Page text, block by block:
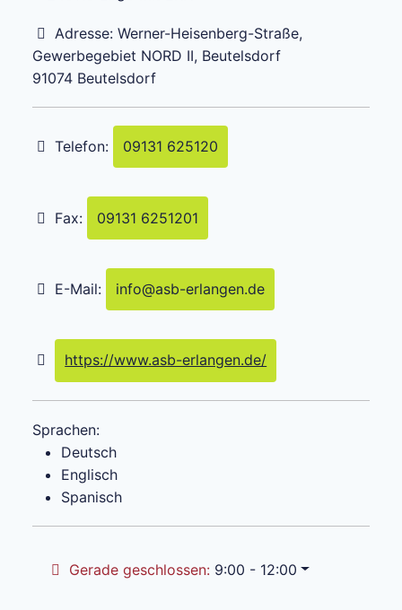
Adresse: Werner-Heisenberg-Straße,
Gewerbegebiet NORD II, Beutelsdorf
91074 Beutelsdorf
Telefon: 09131 625120
Fax: 09131 6251201
E-Mail: info@asb-erlangen.de
https://www.asb-erlangen.de/
Sprachen:
Deutsch
Englisch
Spanisch
Gerade geschlossen: 9:00 - 12:00